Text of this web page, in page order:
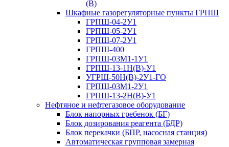
(В)
Шкафные газорегуляторные пункты ГРПШ
ГРПШ-04-2У1
ГРПШ-05-2У1
ГРПШ-07-2У1
ГРПШ-400
ГРПШ-03М1-1У1
ГРПШ-13-1Н(В)-У1
УГРШ-50Н(В)-2У1-ГО
ГРПШ-03М1-2У1
ГРПШ-13-2Н(В)-У1
Нефтяное и нефтегазовое оборудование
Блок напорных гребенок (БГ)
Блок дозирования реагента (БДР)
Блок перекачки (БПР, насосная станция)
Автоматическая групповая замерная